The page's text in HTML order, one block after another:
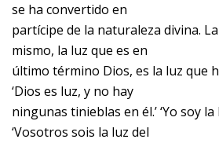
se ha convertido en
partícipe de la naturaleza divina.
mismo, la luz que es en
último término Dios, es la luz que
‘Dios es luz, y no hay
ningunas tinieblas en él.’ ‘Yo soy la
‘Vosotros sois la luz del